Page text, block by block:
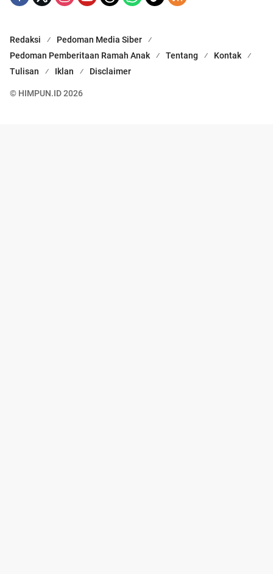
Redaksi
Pedoman Media Siber
Pedoman Pemberitaan Ramah Anak
Tentang
Kontak
Tulisan
Iklan Disclaimer
© HIMPUN.ID 2026